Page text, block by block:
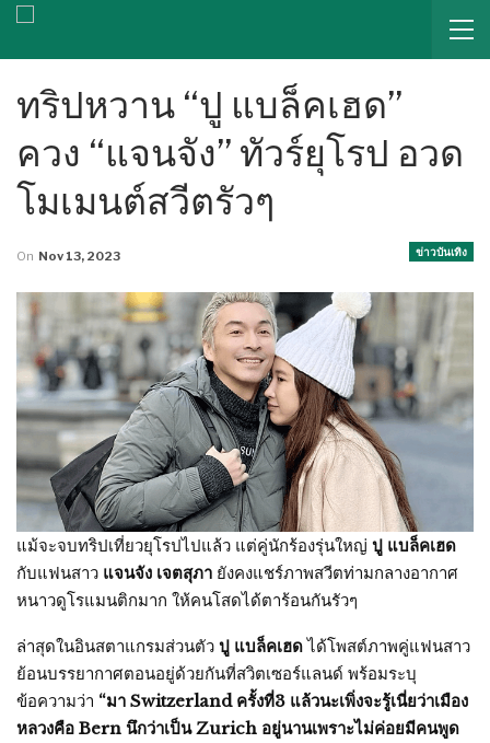
ทริปหวาน “ปู แบล็คเฮด”
ควง “แจนจัง” ทัวร์ยุโรป อวด
โมเมนต์สวีตรัวๆ
ข่าวบันเทิง
On Nov 13, 2023
แม้จะจบทริปเที่ยวยุโรปไปแล้ว แต่คู่นักร้องรุ่นใหญ่ ปู แบล็คเฮด
กับแฟนสาว แจนจัง เจตสุภา ยังคงแชร์ภาพสวีตท่ามกลางอากาศ
หนาวดูโรแมนติกมาก ให้คนโสดได้ตาร้อนกันรัวๆ
ล่าสุดในอินสตาแกรมส่วนตัว ปู แบล็คเฮดได้โพสต์ภาพคู่แฟนสาว
ย้อนบรรยากาศตอนอยู่ด้วยกันที่สวิตเซอร์แลนด์ พร้อมระบุ
ข้อความว่า “มา Switzerland ครั้งที่3 แล้วนะเพิ่งจะรู้เนี่ยว่าเมือง
หลวงคือ Bern นึกว่าเป็น Zurich อยู่นานเพราะไม่ค่อยมีคนพูด